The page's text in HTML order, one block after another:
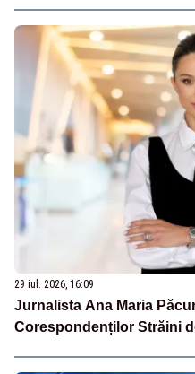
29 iul. 2026, 16:09
Jurnalista Ana Maria
Corespondenților Străini